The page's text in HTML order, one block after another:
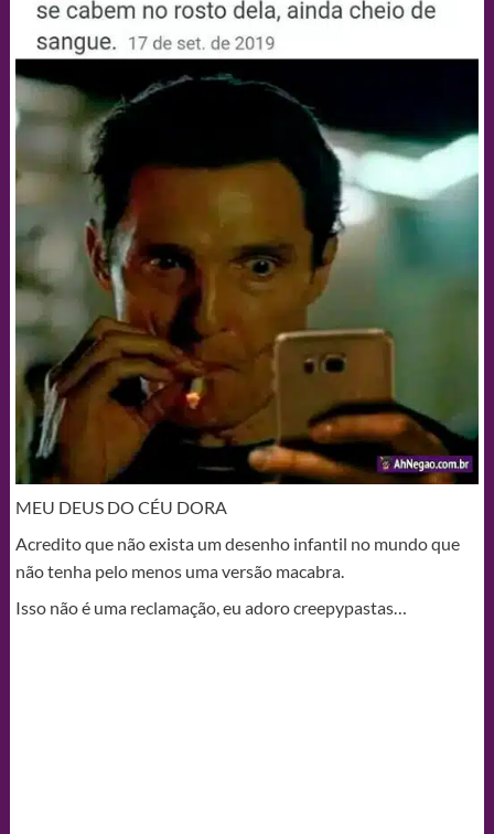
MEU DEUS DO CÉU DORA
Acredito que não exista um desenho infantil no mundo que
não tenha pelo menos uma versão macabra.
Isso não é uma reclamação, eu adoro creepypastas…